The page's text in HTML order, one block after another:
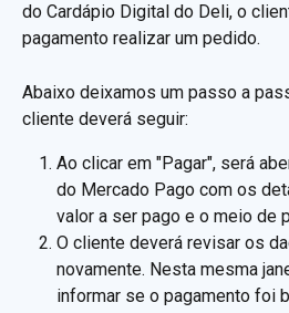
do Cardápio Digital do Deli, o
pagamento realizar um pedido.
Abaixo deixamos um passo a
cliente deverá seguir:
Ao clicar em "Pagar", será
do Mercado Pago com os
valor a ser pago e o meio de
O cliente deverá revisar os
novamente. Nesta mesma
informar se o pagamento foi